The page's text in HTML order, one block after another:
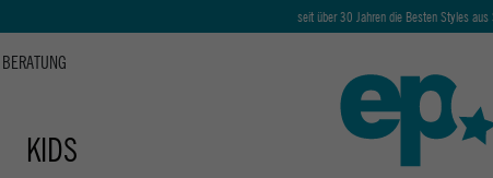
seit über 30 Jahren die Besten Styles
BERATUNG
KIDS